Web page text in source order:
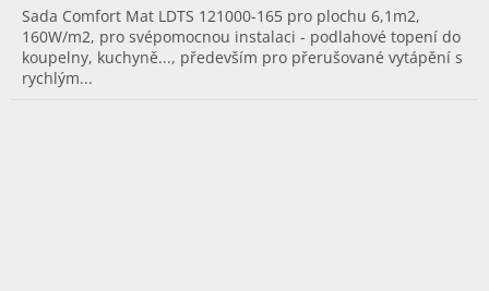
Sada Comfort Mat LDTS 121000-165 pro plochu 6,1m2,
160W/m2, pro svépomocnou instalaci - podlahové topení do
koupelny, kuchyně..., především pro přerušované vytápění s
rychlým...